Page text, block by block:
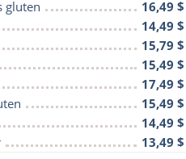
gluten
16,49 $
14,49 $
15,79 $
15,49 $
17,49 $
15,49 $
14,49 $
13,49 $